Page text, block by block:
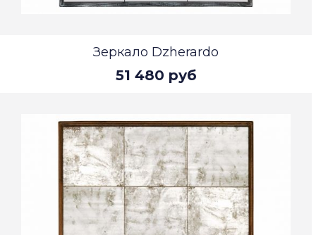
Зеркало Dzherardo
51 480 руб